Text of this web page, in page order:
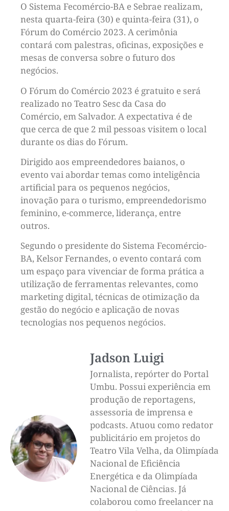
O Sistema Fecomércio-BA e Sebrae realizam,
nesta quarta-feira (30) e quinta-feira (31), o
Fórum do Comércio 2023. A cerimônia
contará com palestras, oficinas, exposições e
mesas de conversa sobre o futuro dos
negócios.
O Fórum do Comércio 2023 é gratuito e será
realizado no Teatro Sesc da Casa do
Comércio, em Salvador. A expectativa é de
que cerca de que 2 mil pessoas visitem o local
durante os dias do Fórum.
Dirigido aos empreendedores baianos, o
evento vai abordar temas como inteligência
artificial para os pequenos negócios,
inovação para o turismo, empreendedorismo
feminino, e-commerce, liderança, entre
outros.
Segundo o presidente do Sistema Fecomércio-
BA, Kelsor Fernandes, o evento contará com
um espaço para vivenciar de forma prática a
utilização de ferramentas relevantes, como
marketing digital, técnicas de otimização da
gestão do negócio e aplicação de novas
tecnologias nos pequenos negócios.
Jadson Luigi
Jornalista, repórter do Portal
Umbu. Possui experiência em
produção de reportagens,
assessoria de imprensa e
podcasts. Atuou como redator
publicitário em projetos do
Teatro Vila Velha, da Olimpíada
Nacional de Eficiência
Energética e da Olimpíada
Nacional de Ciências. Já
colaborou como freelancer na